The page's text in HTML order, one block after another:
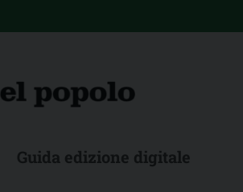
Guida edizione digitale